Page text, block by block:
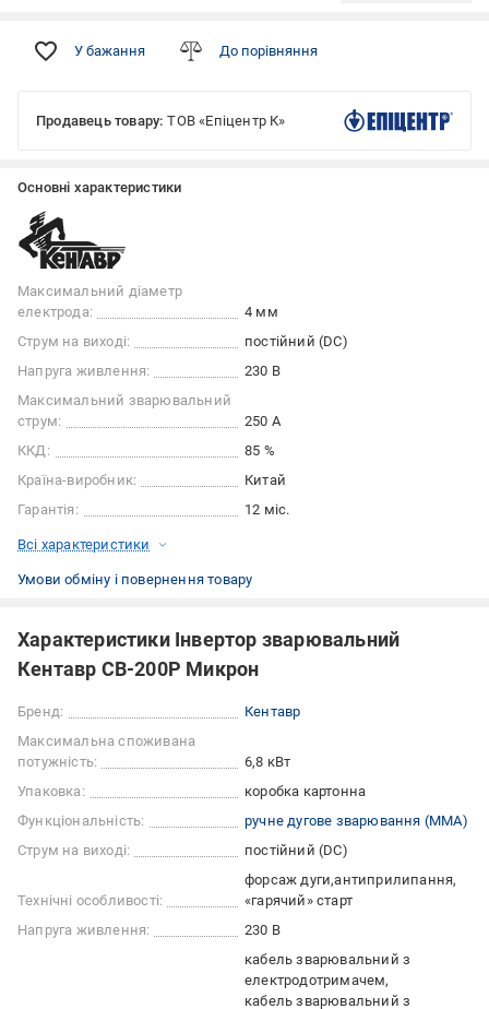
У бажання До порівняння
Продавець товару: ТОВ «Епіцентр К»
Основні характеристики
Максимальний діаметр
електрода:
4 мм
Струм на виході:
постійний (DC)
Напруга живлення:
230 В
Максимальний зварювальний
струм:
250 А
ККД:
85 %
Країна-виробник:
Китай
Гарантія:
12 міс.
Всі характеристики
Умови обміну і повернення товару
Характеристики Інвертор зварювальний
Кентавр СВ-200Р Микрон
Бренд:
Кентавр
Максимальна споживана
потужність:
6,8 кВт
Упаковка:
коробка картонна
Функціональність:
ручне дугове зварювання (ММА)
Струм на виході:
постійний (DC)
Технічні особливості:
форсаж дуги антиприлипання
«гарячий» старт
Напруга живлення:
230 В
кабель зварювальний з
електродотримачем
кабель зварювальний з